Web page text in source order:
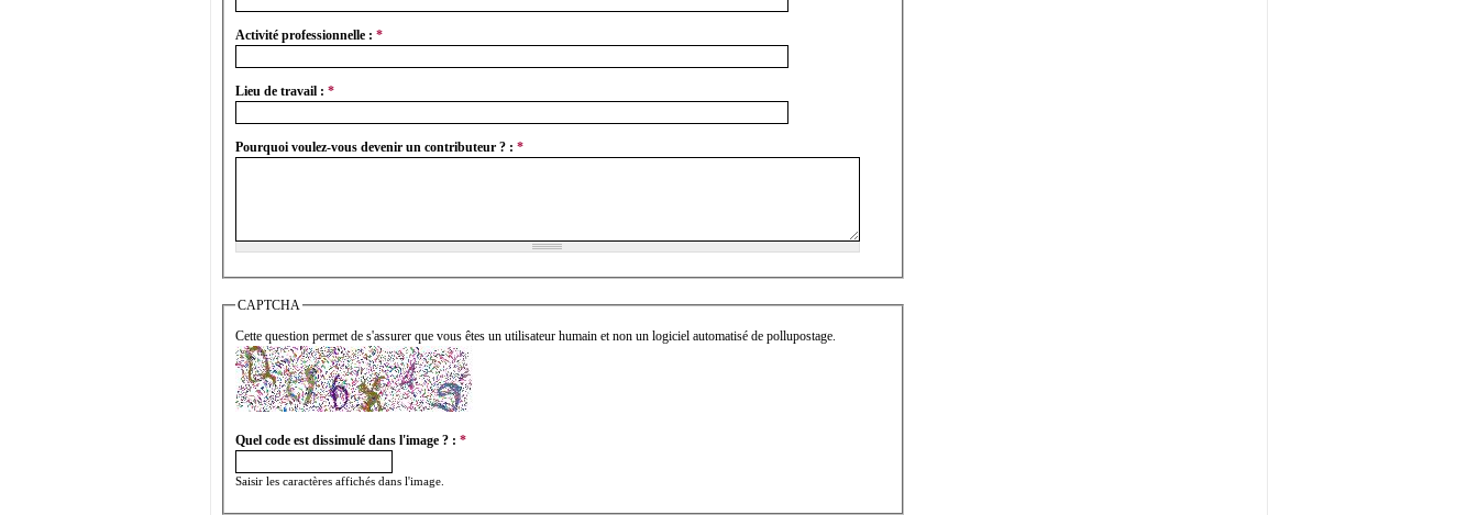
Activité professionnelle : *
Lieu de travail : *
Pourquoi voulez-vous devenir un contributeur ? : *
CAPTCHA
Cette question permet de s'assurer que vous êtes un utilisateur humain et non un logiciel automatisé de pollupostage.
Quel code est dissimulé dans l'image ? : *
Saisir les caractères affichés dans l'image.